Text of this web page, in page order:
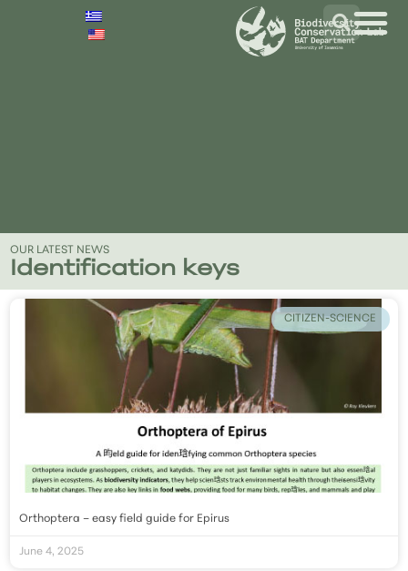
OUR LATEST NEWS
Identification keys
CITIZEN-SCIENCE
Orthoptera – easy field guide for Epirus
June 4, 2025